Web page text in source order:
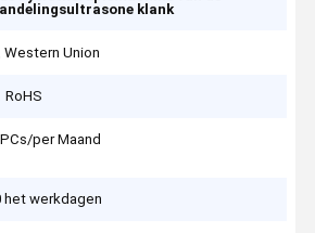
klank
Western Union
RoHS
per Maand
het werkdagen